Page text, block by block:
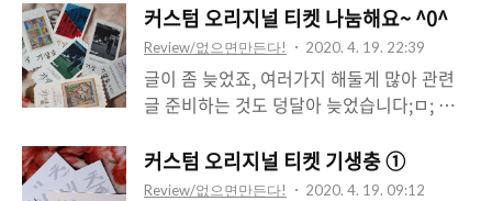
습. 아직 붙이기 전이예요 ㅎㅎ 꼭 붙이지 않
더라도 양면 테이프나 마스킹 테이프같은걸
로 임시로 고정해서 맞춤 카드를 만드셔도 좋
아요~ 저는 베이스 오티 네장에 포스터와 다
송이 자화상을 올려봤는데요, 여러분들은 어
떤 버전이 마음에 드시나요~ 다송이와 옆엔
이번 4월 말 개봉 예정인 흑백판 포스터 모습.
커스텀 오리지널 티켓 나눔해요~ ^0^
Review/없으면만든다! 2020. 4. 19. 22:39
글이 좀 늦었죠, 여러가지 해둘게 많아 관련
글 준비하는 것도 덩달아 늦었습니다;ㅁ; 지
시 진행중입니다~) 기생충과 타여초 커스텀
오리지널 티켓을 나눔하려구요! 종류는 기생
커스텀 오리지널 티켓 기생충 ①
Review/없으면만든다! 2020. 4. 19. 09:12